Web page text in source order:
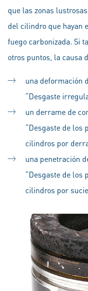
que las zonas
del cilindro que hayan
fuego carbonizada. Si
otros puntos, la causa
una deformación
“Desgaste
un derrame de
“Desgaste de los
cilindros por
una penetración
“Desgaste de los
cilindros por